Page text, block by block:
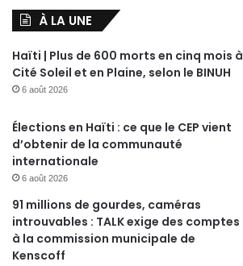
À LA UNE
Haïti | Plus de 600 morts en cinq mois à
Cité Soleil et en Plaine, selon le BINUH
6 août 2026
Élections en Haïti : ce que le CEP vient
d’obtenir de la communauté
internationale
6 août 2026
91 millions de gourdes, caméras
introuvables : TALK exige des comptes
à la commission municipale de
Kenscoff